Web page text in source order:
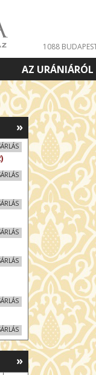
1088
AZ URÁNIÁRÓL
»
»